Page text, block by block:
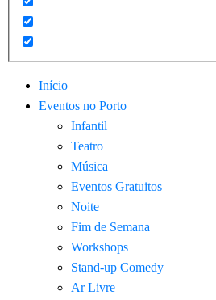
Início
Eventos no Porto
Infantil
Teatro
Música
Eventos Gratuitos
Noite
Fim de Semana
Workshops
Stand-up Comedy
Ar Livre